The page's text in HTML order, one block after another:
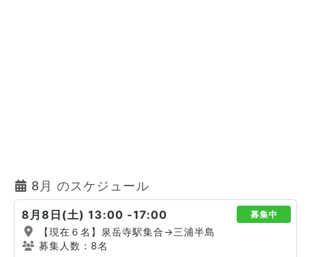
8月 のスケジュール
8月8日(土) 13:00 -17:00 募集中
【現在６名】泉岳寺駅集合→三浦半島
募集人数：8名